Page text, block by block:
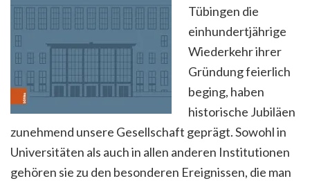
Tübingen die
einhundertjährige
Wiederkehr ihrer
Gründung feierlich
beging, haben
historische Jubiläen
zunehmend unsere Gesellschaft geprägt. Sowohl in
Universitäten als auch in allen anderen Institutionen
gehören sie zu den besonderen Ereignissen, die man